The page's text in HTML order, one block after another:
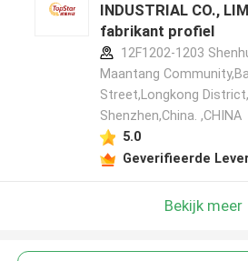
INDUSTRIAL CO.,
fabrikant profiel
12F1202-1203
Maantang
Street,Longkong District,
Shenzhen,China. ,CHINA
5.0
Geverifieerde
Bekijk meer